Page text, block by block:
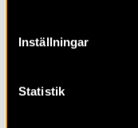
Inställningar
Statistik